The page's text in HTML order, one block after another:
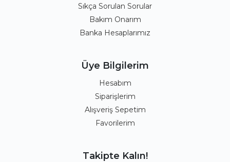
Sıkça Sorulan Sorular
Bakım Onarım
Banka Hesaplarımız
Üye Bilgilerim
Hesabım
Siparişlerim
Alışveriş Sepetim
Favorilerim
Takipte Kalın!